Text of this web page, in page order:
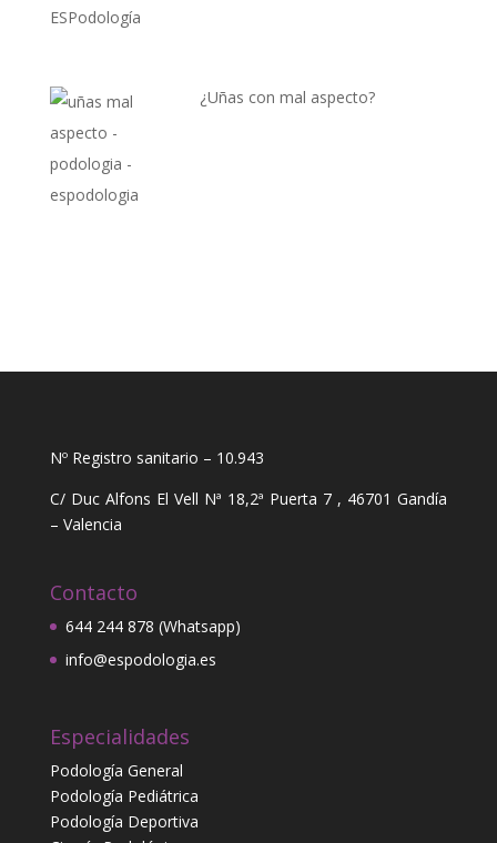
¿Uñas con mal aspecto?
Nº Registro sanitario – 10.943
C/ Duc Alfons El Vell Nª 18,2ª Puerta 7 , 46701 Gandía
– Valencia
Contacto
644 244 878 (Whatsapp)
info@espodologia.es
Especialidades
Podología General
Podología Pediátrica
Podología Deportiva